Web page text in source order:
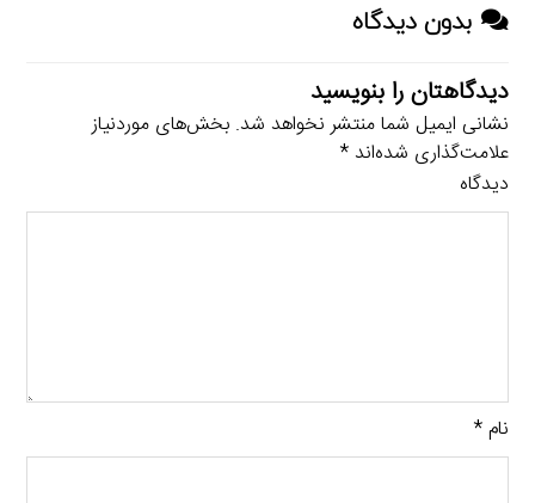
بدون دیدگاه
دیدگاهتان را بنویسید
نشانی ایمیل شما منتشر نخواهد شد. بخش‌های موردنیاز
علامت‌گذاری شده‌اند*
دیدگاه
نام*